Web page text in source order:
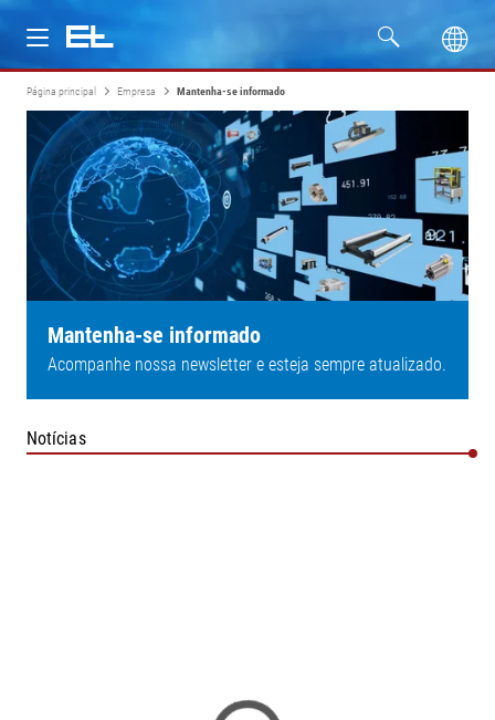
Produtos
Setores
Assistência
Empresa
Página principal Empresa Mantenha-se informado
Mantenha-se informado
Acompanhe nossa newsletter e esteja sempre atualizado.
Notícias